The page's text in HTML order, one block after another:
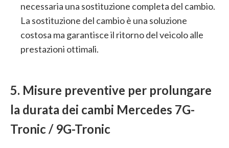
necessaria una sostituzione completa del cambio.
La sostituzione del cambio è una soluzione
costosa ma garantisce il ritorno del veicolo alle
prestazioni ottimali.
5. Misure preventive per prolungare
la durata dei cambi Mercedes 7G-
Tronic / 9G-Tronic